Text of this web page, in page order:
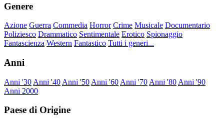
Genere
Azione Guerra Commedia Horror Crime Musicale Documentario
Poliziesco Drammatico Sentimentale Erotico Spionaggio
Fantascienza Western Fantastico Tutti i generi...
Anni
Anni '30 Anni '40 Anni '50 Anni '60 Anni '70 Anni '80 Anni '90
Anni 2000
Paese di Origine